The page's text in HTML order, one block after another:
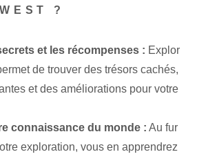
?
et les récompenses : Explor
de trouver des trésors cachés,
et des améliorations pour votre
connaissance du monde : Au fur
exploration, vous en apprendrez